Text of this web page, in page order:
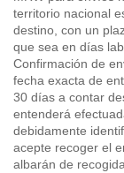
territorio nacional
destino, con un
que sea en días
Confirmación de
fecha exacta de
30 días a contar
entenderá
debidamente
acepte recoger el
albarán de